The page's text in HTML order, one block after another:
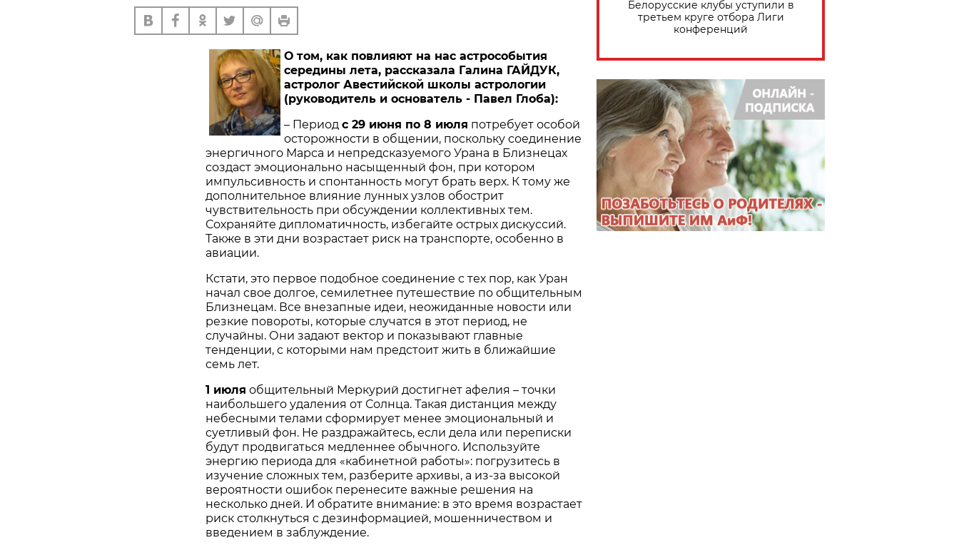
О том, как повлияют на нас астрособытия
середины лета, рассказала Галина ГАЙДУК,
астролог Авестийской школы астрологии
(руководитель и основатель - Павел Глоба):
– Период с 29 июня по 8 июля потребует особой
осторожности в общении, поскольку соединение
энергичного Марса и непредсказуемого Урана в Близнецах
создаст эмоционально насыщенный фон, при котором
импульсивность и спонтанность могут брать верх. К тому же
дополнительное влияние лунных узлов обострит
чувствительность при обсуждении коллективных тем.
Сохраняйте дипломатичность, избегайте острых дискуссий.
Также в эти дни возрастает риск на транспорте, особенно в
авиации.
Кстати, это первое подобное соединение с тех пор, как Уран
начал свое долгое, семилетнее путешествие по общительным
Близнецам. Все внезапные идеи, неожиданные новости или
резкие повороты, которые случатся в этот период, не
случайны. Они задают вектор и показывают главные
тенденции, с которыми нам предстоит жить в ближайшие
семь лет.
1 июля общительный Меркурий достигнет афелия – точки
наибольшего удаления от Солнца. Такая дистанция между
небесными телами сформирует менее эмоциональный и
суетливый фон. Не раздражайтесь, если дела или переписки
будут продвигаться медленнее обычного. Используйте
энергию периода для «кабинетной работы»: погрузитесь в
изучение сложных тем, разберите архивы, а из-за высокой
вероятности ошибок перенесите важные решения на
несколько дней. И обратите внимание: в это время возрастает
риск столкнуться с дезинформацией, мошенничеством и
введением в заблуждение.
Белорусские клубы уступили в
третьем круге отбора Лиги
конференций